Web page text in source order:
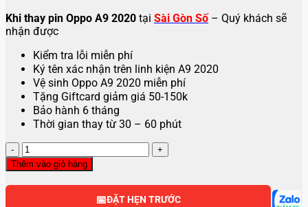
Khi thay pin Oppo A9 2020 tại Sài Gòn Số– Quý khách sẽ
nhận được
Kiểm tra lỗi miễn phí
Ký tên xác nhận trên linh kiện A9 2020
Vệ sinh Oppo A9 2020 miễn phí
Tặng Giftcard giảm giá 50-150k
Bảo hành 6 tháng
Thời gian thay từ 30 – 60 phút
Thay
pin
Oppo
A9
Thêm vào giỏ hàng
📅ĐẶT HẸN TRƯỚC